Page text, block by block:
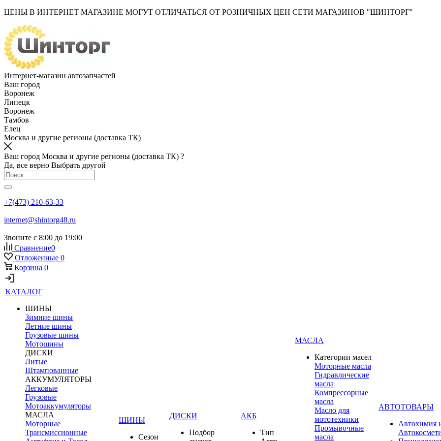
ЦЕНЫ В ИНТЕРНЕТ МАГАЗИНЕ МОГУТ ОТЛИЧАТЬСЯ ОТ РОЗНИЧНЫХ ЦЕН СЕТИ МАГАЗИНОВ "ШИНТОРГ"
Интернет-магазин автозапчастей
Ваш город
Воронеж
Липецк
Воронеж
Тамбов
Елец
Москва и другие регионы (доставка ТК)
Ваш город Москва и другие регионы (доставка ТК) ?
Да, все верно Выбрать другой
+7(473) 210-63-33
internet@shintorg48.ru
Звоните с 8:00 до 19:00
Сравнение0
Отложенные 0
Корзина 0
КАТАЛОГ
ШИНЫ
Зимние шины
Летние шины
Грузовые шины
Мотошины
ДИСКИ
Литые
Штампованные
АККУМУЛЯТОРЫ
Легковые
Грузовые
Мотоаккумуляторы
МАСЛА
Моторные
Трансмиссионные
ШИНЫ
Сезон
ДИСКИ
Подбор
АКБ
Тип
МАСЛА
Категории масел
Моторные масла
Гидравлические
масла
Компрессорные
масла
Масло для
мототехники
Промывочные
масла
АВТОТОВАРЫ
Автохимия